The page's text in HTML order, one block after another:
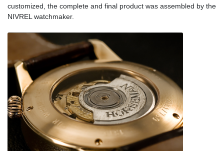
customized, the complete and final product was assembled by the
NIVREL watchmaker.